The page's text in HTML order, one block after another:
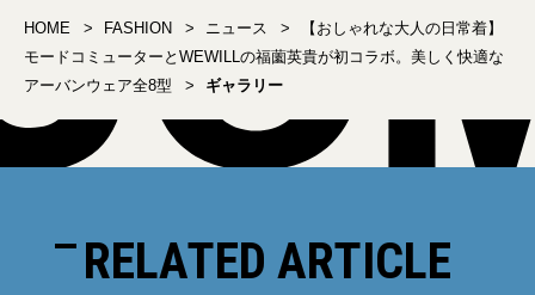
HOME FASHION ニュース
【おしゃれな大人の日常着】
モードコミューターとWEWILLの福薗英貴が初コラボ。美しく快適な
アーバンウェア全8型
ギャラリー
RELATED ARTICLE